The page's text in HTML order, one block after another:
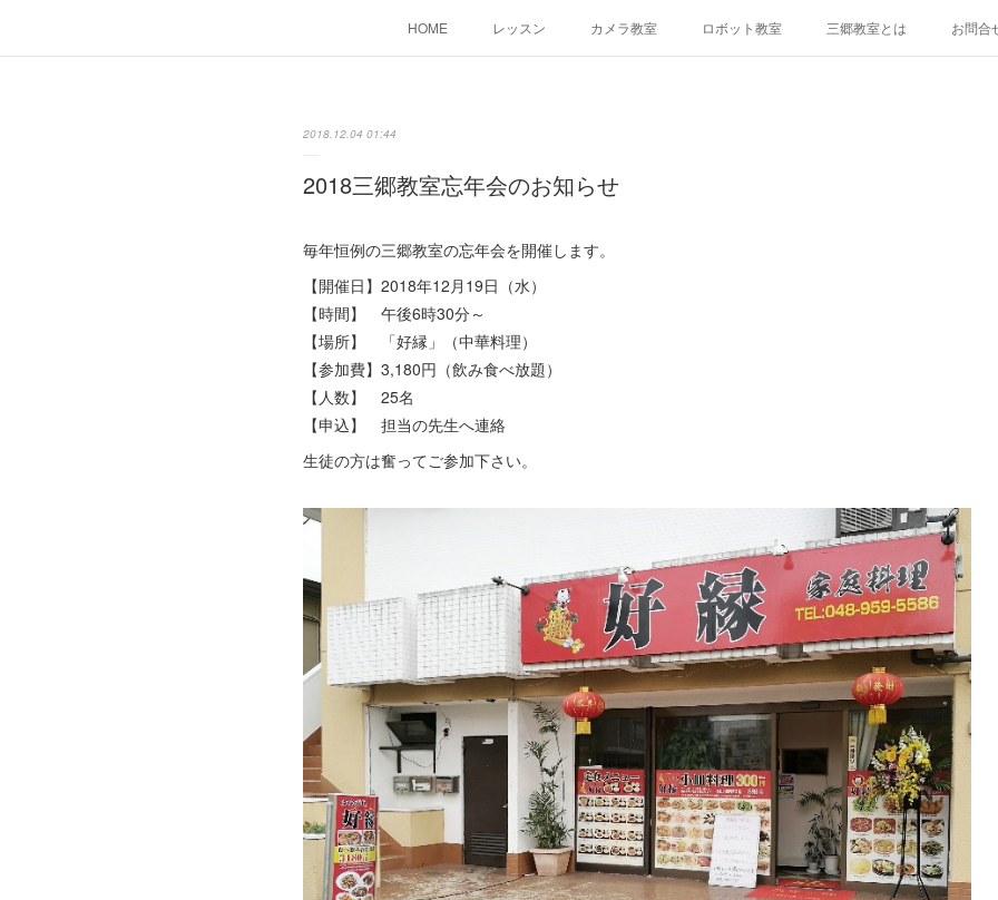
HOME レッスン カメラ教室 ロボット教室 三郷教室とは お問合
2018.12.04 01:44
2018三郷教室忘年会のお知らせ
毎年恒例の三郷教室の忘年会を開催します。
【開催日】2018年12月19日（水）
【時間】 午後6時30分～
【場所】 「好縁」（中華料理）
【参加費】3,180円（飲み食べ放題）
【人数】 25名
【申込】 担当の先生へ連絡
生徒の方は奮ってご参加下さい。